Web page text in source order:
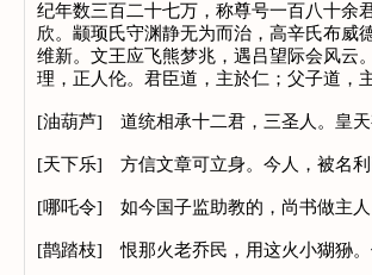
纪年数三百二十七万，称尊号一百八十余
欣。颛顼氏守渊静无为而治，高辛氏布威
维新。文王应飞熊梦兆，遇吕望际会风云
理，正人伦。君臣道，主於仁；父子道，
[油葫芦] 道统相承十二君，三圣人。皇天
[天下乐] 方信文章可立身。今人，被名利
[哪吒令] 如今国子监助教的，尚书做主人
[鹊踏枝] 恨那火老乔民，用这火小猢狲。